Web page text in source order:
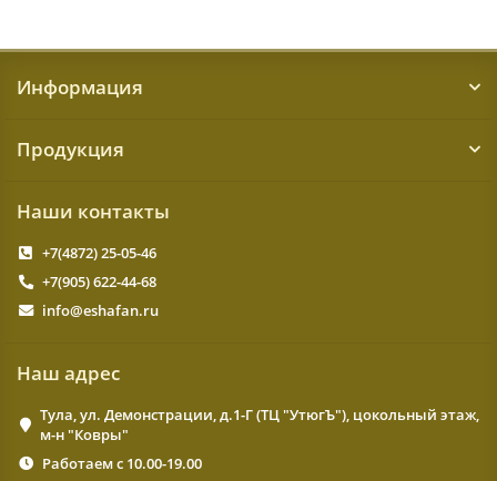
Информация
Продукция
Наши контакты
+7(4872) 25-05-46
+7(905) 622-44-68
info@eshafan.ru
Наш адрес
Тула, ул. Демонстрации, д.1-Г (ТЦ "УтюгЪ"), цокольный этаж,
м-н "Ковры"
Работаем с 10.00-19.00